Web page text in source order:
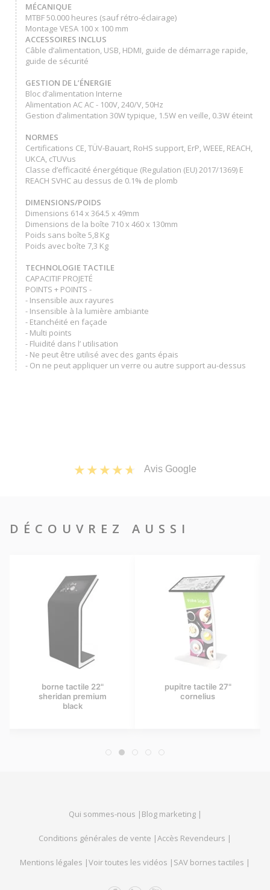
MÉCANIQUE
MTBF 50.000 heures (sauf rétro-éclairage)
Montage VESA 100 x 100 mm
ACCESSOIRES INCLUS
Câble d’alimentation, USB, HDMI, guide de démarrage rapide,
guide de sécurité
GESTION DE L’ÉNERGIE
Bloc d’alimentation Interne
Alimentation AC AC - 100V, 240/V, 50Hz
Gestion d’alimentation 30W typique, 1.5W en veille, 0.3W éteint
NORMES
Certifications CE, TÜV-Bauart, RoHS support, ErP, WEEE, REACH,
UKCA, cTUVus
Classe d’efficacité énergétique (Regulation (EU) 2017/1369) E
REACH SVHC au dessus de 0.1% de plomb
DIMENSIONS/POIDS
Dimensions 614 x 364.5 x 49mm
Dimensions de la boîte 710 x 460 x 130mm
Poids sans boîte 5,8 Kg
Poids avec boîte 7,3 Kg
TECHNOLOGIE TACTILE
CAPACITIF PROJETÉ
POINTS + POINTS -
- Insensible aux rayures
- Insensible à la lumière ambiante
- Etanchéité en façade
- Multi points
- Fluidité dans l’ utilisation
- Ne peut être utilisé avec des gants épais
- On ne peut appliquer un verre ou autre support au-dessus
Avis Google
DÉCOUVREZ AUSSI
borne tactile 22"
sheridan premium
black
pupitre tactile 27"
cornelius
Qui sommes-nous | Blog marketing |
Conditions générales de vente |Accès Revendeurs |
Mentions légales |Voir toutes les vidéos | SAV bornes tactiles |